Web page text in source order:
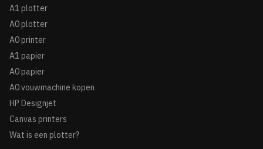
A1 plotter
A0 plotter
A0 printer
A1 papier
A0 papier
A0 vouwmachine kopen
HP Designjet
Canvas printers
Wat is een plotter?